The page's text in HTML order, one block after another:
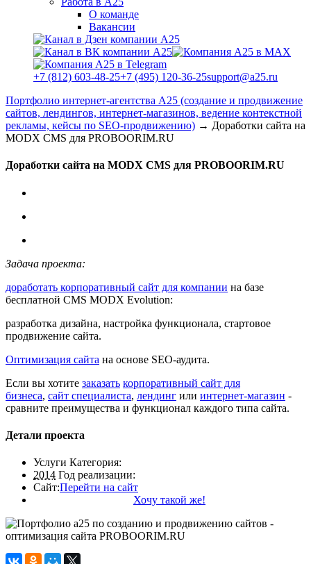
О команде
Вакансии
+7 (812) 603-48-25+7 (495) 120-36-25support@a25.ru
Портфолио интернет-агентства А25 (создание и продвижение
сайтов, лендингов, интернет-магазинов, ведение контекстной
рекламы, кейсы по SEO-продвижению) → Доработки сайта на
MODX CMS для PROBOORIM.RU
Доработки сайта на MODX CMS для PROBOORIM.RU
Задача проекта:
доработать корпоративный сайт для компании на базе
бесплатной CMS MODX Evolution:
разработка дизайна, настройка функционала, стартовое
продвижение сайта.
Оптимизация сайта на основе SEO-аудита.
Если вы хотите заказать корпоративный сайт для
бизнеса, сайт специалиста, лендинг или интернет-магазин -
сравните преимущества и функционал каждого типа сайта.
Детали проекта
Услуги Категория:
2014 Год реализации:
Сайт:Перейти на сайт
Хочу такой же!